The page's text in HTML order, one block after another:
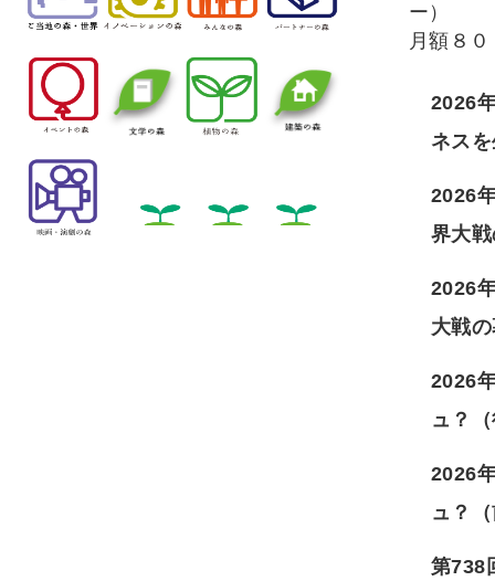
ー）
月額８
2026
ネス
2026
界大
2026
大戦
2026
ュ？
2026
ュ？
第738